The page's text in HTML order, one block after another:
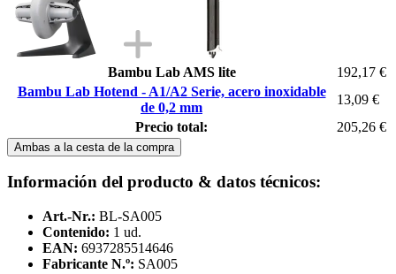
Bambu Lab AMS lite
192,17 €
Bambu Lab Hotend - A1/A2 Serie, acero inoxidable
de 0,2 mm
13,09 €
Precio total:
205,26 €
Ambas a la cesta de la compra
Información del producto & datos técnicos:
Art.-Nr.: BL-SA005
Contenido: 1 ud.
EAN: 6937285514646
Fabricante N.º: SA005